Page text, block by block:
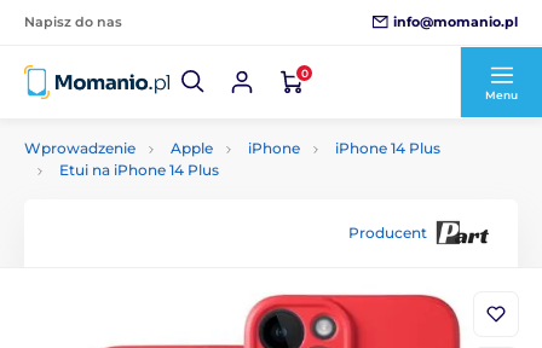
Napisz do nas info@momanio.pl
0
Menu
Wprowadzenie Apple iPhone
iPhone 14 Plus
Etui na iPhone 14 Plus
Producent